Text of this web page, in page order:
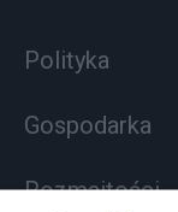
Polityka
Gospodarka
Rozmaitości